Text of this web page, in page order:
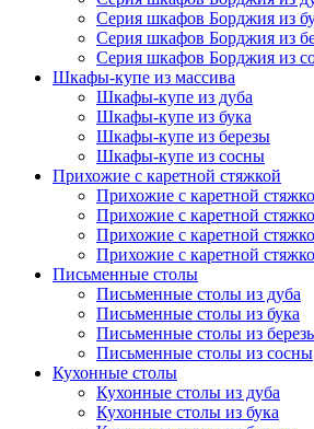
Серия шкафов Борджия из
Серия шкафов Борджия из
Серия шкафов Борджия из
Шкафы-купе из массива
Шкафы-купе из дуба
Шкафы-купе из бука
Шкафы-купе из березы
Шкафы-купе из сосны
Прихожие с каретной стяжкой
Прихожие с каретной
Прихожие с каретной
Прихожие с каретной
Прихожие с каретной
Письменные столы
Письменные столы из дуба
Письменные столы из бука
Письменные столы из
Письменные столы из сосны
Кухонные столы
Кухонные столы из дуба
Кухонные столы из бука